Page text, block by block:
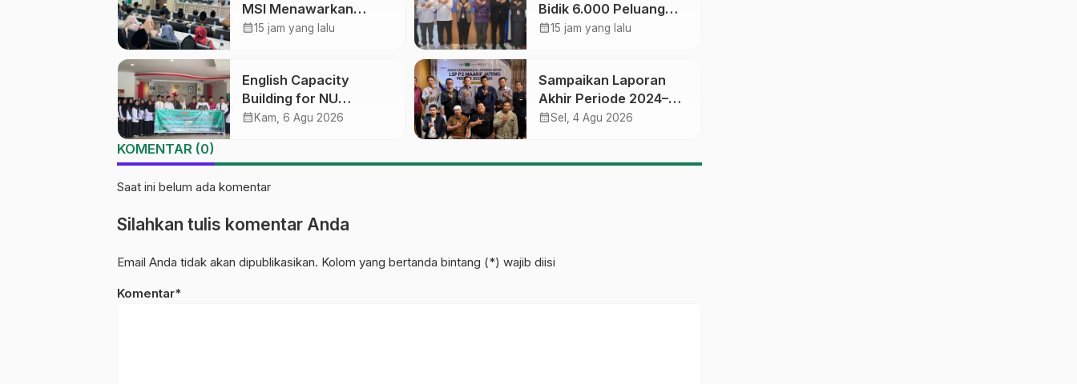
MSI Menawarkan
Kurikulum Diversifikasi,
calendar_month15 jam yang lalu
Bidik 6.000 Peluang
Pelatihan dan
calendar_month15 jam yang lalu
English Capacity
Building for NU
Educators PWNU Jawa
calendar_month Kam, 6 Agu 2026
Sampaikan Laporan
Akhir Periode 2024–
2026, LSP P2 Ma’arif
calendar_monthSel, 4 Agu 2026
KOMENTAR (0)
Saat ini belum ada komentar
Silahkan tulis komentar Anda
Email Anda tidak akan dipublikasikan. Kolom yang bertanda bintang (*) wajib diisi
Komentar*